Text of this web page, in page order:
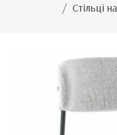
Стільці